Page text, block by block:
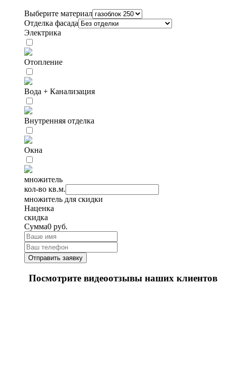
Выберите материал
Отделка фасада
Электрика
Отопление
Вода + Канализация
Внутренняя отделка
Окна
множитель
кол-во кв.м.
множитель для скидки
Наценка
скидка
Сумма0 руб.
Посмотрите видеоотзывы наших клиентов